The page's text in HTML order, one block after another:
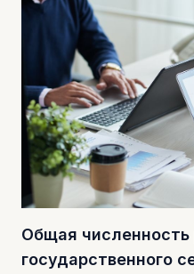
Общая численность
государственного